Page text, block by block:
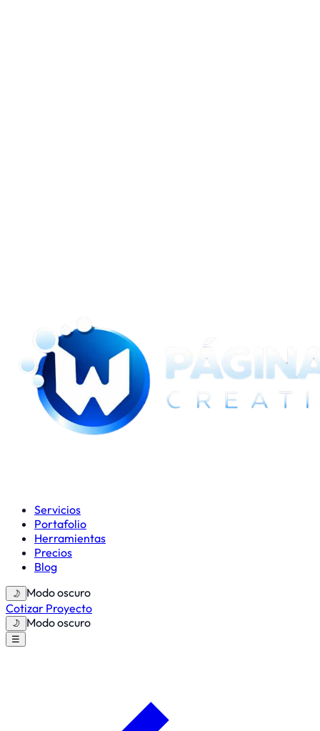
Servicios
Portafolio
Herramientas
Precios
Blog
🌙
Modo oscuro
Cotizar Proyecto
🌙 Modo oscuro
☰